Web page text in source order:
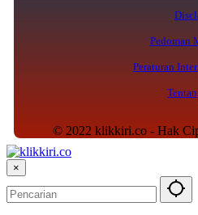
Pedoman
Peraturan
© 2022 klikkiri.co - Hak
×